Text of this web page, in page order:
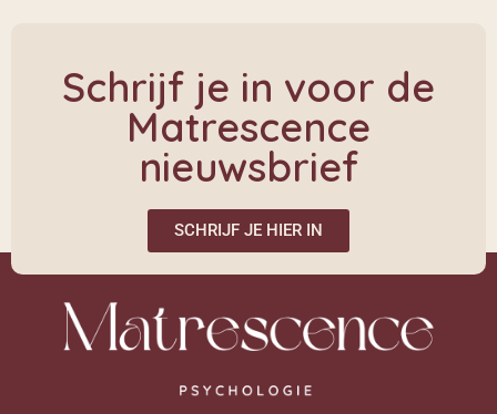
Schrijf je in voor de
Matrescence
nieuwsbrief
SCHRIJF JE HIER IN